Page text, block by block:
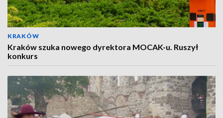
KRAKÓW
Kraków szuka nowego dyrektora MOCAK-u. Ruszył
konkurs